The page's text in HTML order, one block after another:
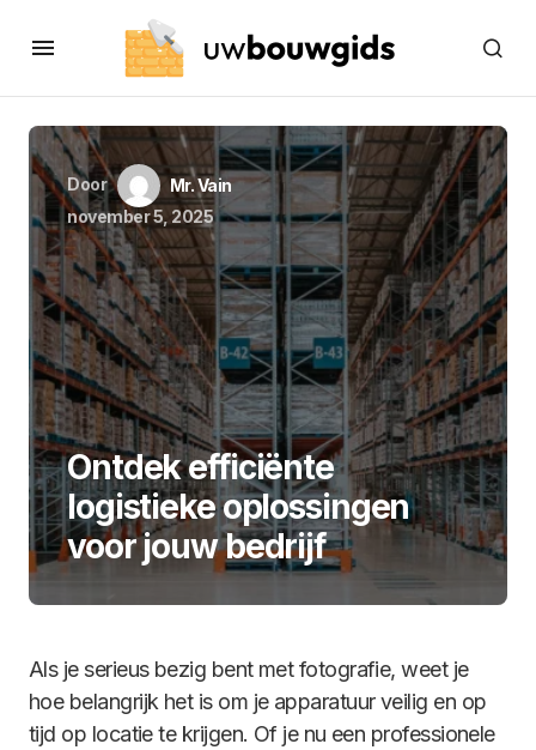
Door
Mr. Vain
november 5, 2025
Ontdek efficiënte
logistieke oplossingen
voor jouw bedrijf
Als je serieus bezig bent met fotografie, weet je
hoe belangrijk het is om je apparatuur veilig en op
tijd op locatie te krijgen. Of je nu een professionele